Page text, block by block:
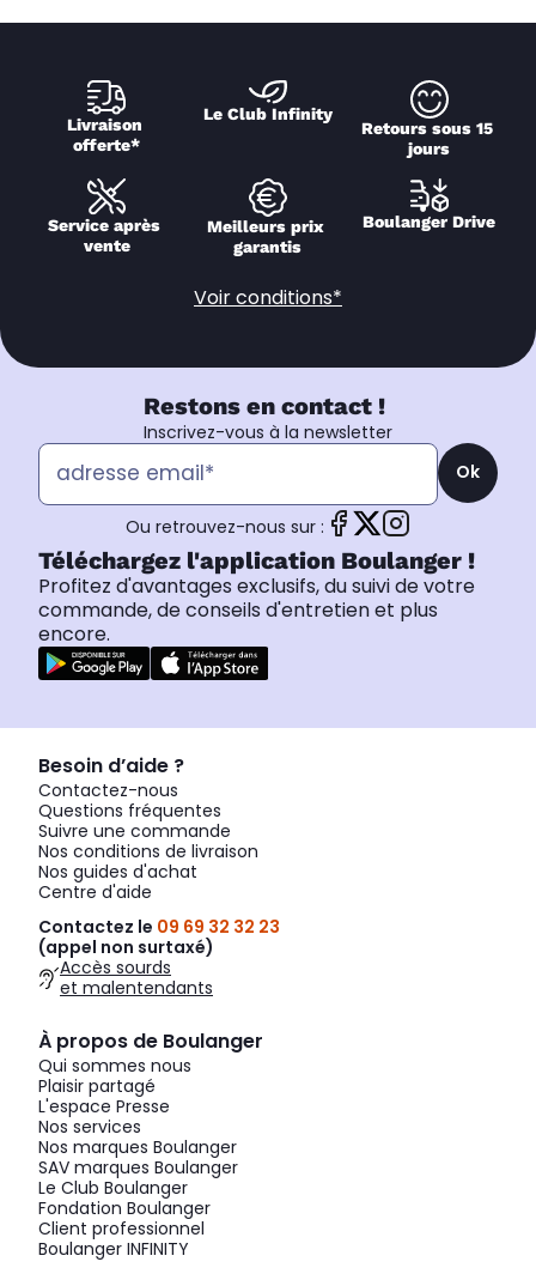
Livraison
offerte*
Le Club Infinity
Retours sous 15
jours
Service après
vente
Meilleurs prix
garantis
Boulanger Drive
Voir conditions*
Restons en contact !
Inscrivez-vous à la newsletter
Ok
Ou retrouvez-nous sur :
Téléchargez l'application Boulanger !
Profitez d'avantages exclusifs, du suivi de votre
commande, de conseils d'entretien et plus
encore.
Besoin d’aide ?
Contactez-nous
Questions fréquentes
Suivre une commande
Nos conditions de livraison
Nos guides d'achat
Centre d'aide
Contactez le 09 69 32 32 23
(appel non surtaxé)
Accès sourds
et malentendants
À propos de Boulanger
Qui sommes nous
Plaisir partagé
L'espace Presse
Nos services
Nos marques Boulanger
SAV marques Boulanger
Le Club Boulanger
Fondation Boulanger
Client professionnel
Boulanger INFINITY